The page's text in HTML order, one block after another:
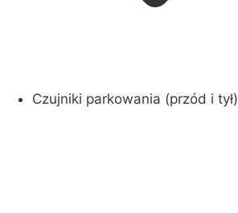
Czujniki parkowania (przód i tył)